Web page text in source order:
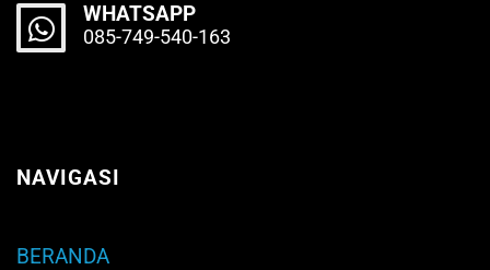
WHATSAPP
085-749-540-163
NAVIGASI
BERANDA